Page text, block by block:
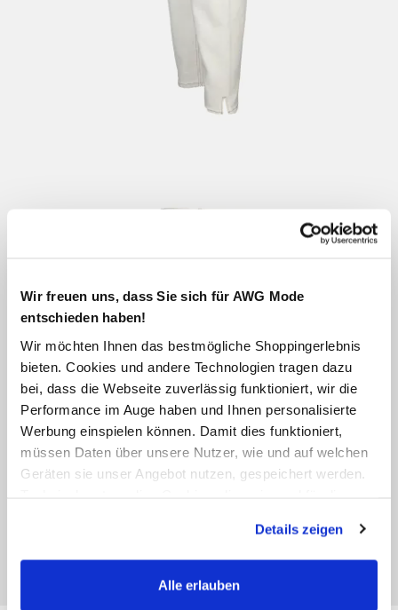
Wir freuen uns, dass Sie sich für AWG Mode
entschieden haben!
Wir möchten Ihnen das bestmögliche Shoppingerlebnis
bieten. Cookies und andere Technologien tragen dazu
bei, dass die Webseite zuverlässig funktioniert, wir die
Performance im Auge haben und Ihnen personalisierte
Werbung einspielen können. Damit dies funktioniert,
müssen Daten über unsere Nutzer, wie und auf welchen
Geräten sie unser Angebot nutzen, gespeichert werden.
werden, werden bei der Nutzung der Webseite auf jeden
Fall gesetzt. Cookies von Drittanbietern für Analyse- oder
Trackingzwecke werden nur dann aktiviert, wenn Sie das
Details zeigen
Alle erlauben